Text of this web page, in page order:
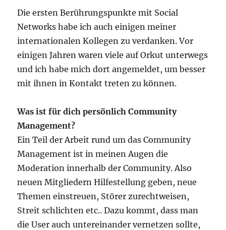
Die ersten Berührungspunkte mit Social
Networks habe ich auch einigen meiner
internationalen Kollegen zu verdanken. Vor
einigen Jahren waren viele auf Orkut unterwegs
und ich habe mich dort angemeldet, um besser
mit ihnen in Kontakt treten zu können.
Was ist für dich persönlich Community
Management?
Ein Teil der Arbeit rund um das Community
Management ist in meinen Augen die
Moderation innerhalb der Community. Also
neuen Mitgliedern Hilfestellung geben, neue
Themen einstreuen, Störer zurechtweisen,
Streit schlichten etc.. Dazu kommt, dass man
die User auch untereinander vernetzen sollte,